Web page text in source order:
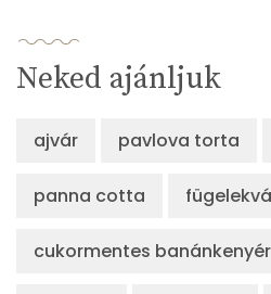
Neked ajánljuk
ajvár pavlova torta
panna cotta
cukormentes banánkenyér